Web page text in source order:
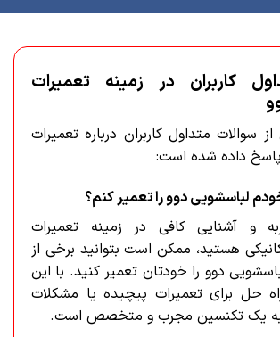
کاربران در زمینه تعمیرات
سوالات متداول کاربران درباره تعمیرات
داده شده است:
و آشنایی کافی در زمینه تعمیرات
هستید، ممکن است بتوانید برخی از
دوو را خودتان تعمیر کنید. با این
حل برای تعمیرات پیچیده یا مشکلات
به یک تکنسین مجرب و متخصص است.